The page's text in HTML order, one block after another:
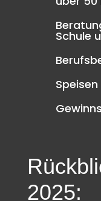
Schule
2025: